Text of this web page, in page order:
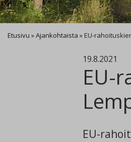
Etusivu »Ajankohtaista » EU-
19.8.2021
EU-
EU-